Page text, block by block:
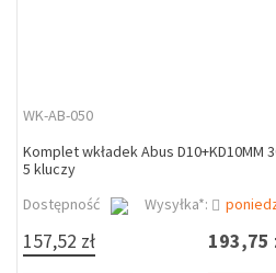
WK-AB-050
Komplet wkładek Abus D10+KD10MM
5 kluczy
Dostępność
Wysyłka*:
157,52 zł 193,75